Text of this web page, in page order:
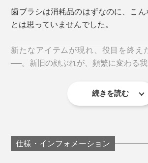
そのまま歯を磨くだけで、ブラシから
ナス電子が次々にアタック！
歯と歯垢のしつこい結びつきを弱めな
グできるので、効率よく歯垢を除去。
歯に付着しにくくなった歯垢を、『
るはずです。
1回3分で自動的にOFF。もっと長く磨
う１度スイッチをONにしてください。
前モデル「リズム2」が電池式だった
ム３」は充電式に進化。1日2回3分ず
回のフル充電で約20日間使えます。
歯ブラシは消耗品のはずなのに、こん
とは思っていませんでした。
新たなアイテムが現れ、役目を終え
──。新旧の顔ぶれが、頻繁に変わる我
その中でも、長老のような存在に
います。
続きを読む
仕様・インフォメーション